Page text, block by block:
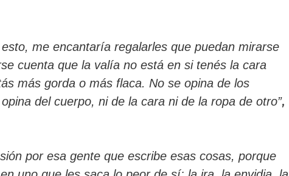
me encantaría regalarles que puedan mirarse
cuenta que la valía no está en si tenés la cara
más gorda o más flaca. No se opina de los
del cuerpo, ni de la cara ni de la ropa de otro”,
por esa gente que escribe esas cosas, porque